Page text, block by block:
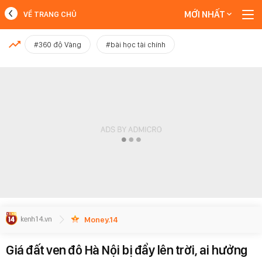
MỚI NHẤT
VỀ TRANG CHỦ MỚI NHẤT
#360 độ Vàng #bài học tài chính
Money.14
Giá đất ven đô Hà Nội bị đẩy lên trời, ai hưởng